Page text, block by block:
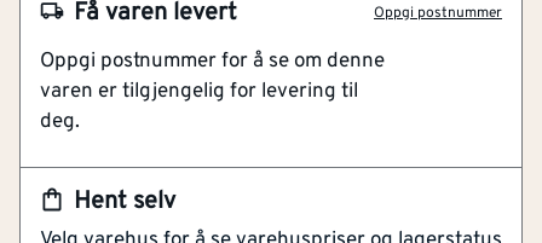
Hent selv
Få varen levert Oppgi postnummer
Oppgi postnummer for å se om denne
varen er tilgjengelig for levering til
deg.
NOBB
27614007
Artikkelnummer
101215745
Produsert av stål
Hjul Ø40 mm av hardplast
Veiledende maksbelastning 40 kg